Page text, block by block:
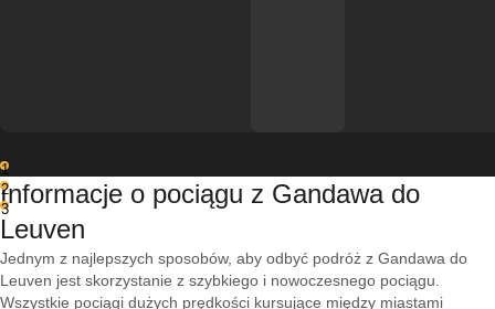
1
2
3
Informacje o pociągu z Gandawa do
Leuven
Jednym z najlepszych sposobów, aby odbyć podróż z Gandawa do
Leuven jest skorzystanie z szybkiego i nowoczesnego pociągu.
Wszystkie pociągi dużych prędkości kursujące między miastami